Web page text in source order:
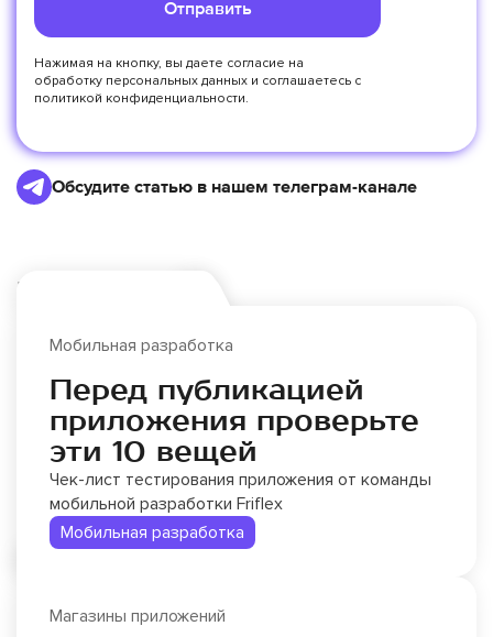
Отправить
Нажимая на кнопку, вы даете согласие на
обработку персональных данных и соглашаетесь с
политикой конфиденциальности.
Обсудите статью в нашем телеграм-канале
Еще по теме:
Мобильная разработка
Перед публикацией
приложения проверьте
эти 10 вещей
Чек-лист тестирования приложения от команды
мобильной разработки Friflex
Мобильная разработка
Магазины приложений